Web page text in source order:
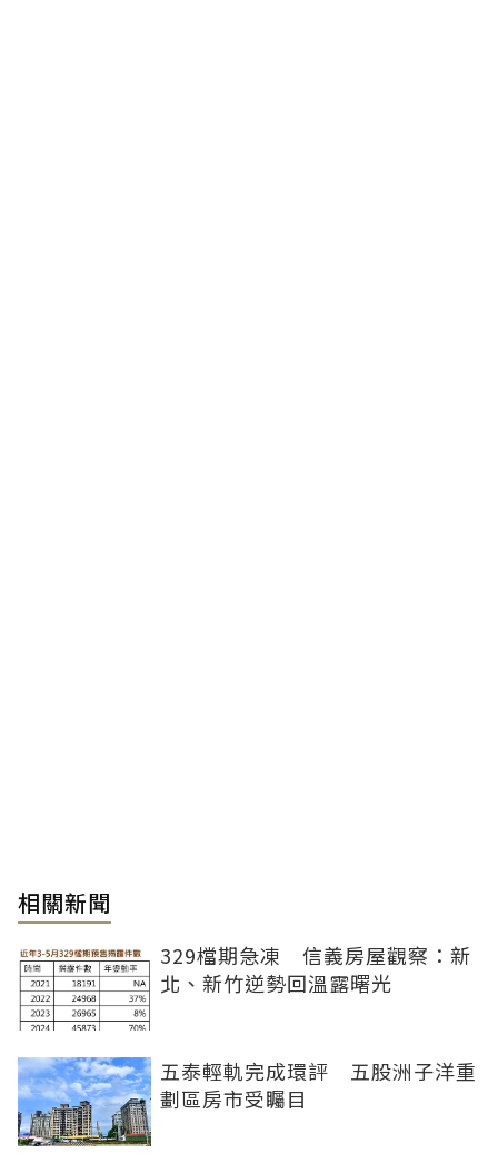
相關新聞
329檔期急凍 信義房屋觀察：新
北、新竹逆勢回溫露曙光
五泰輕軌完成環評 五股洲子洋重
劃區房市受矚目